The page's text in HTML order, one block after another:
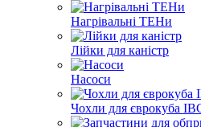
Нагрівальні ТЕНи
Лійки для каністр
Насоси
Чохли для єврокуба